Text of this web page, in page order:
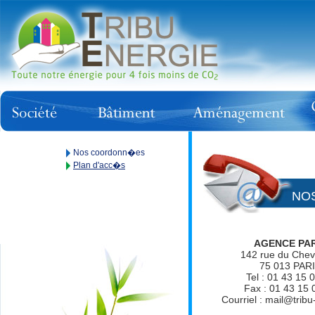
Nos coordonn�es
Plan d'acc�s
AGENCE
142 rue du
75 013
Tel : 01 43 15
Fax : 01 43 15
Courriel :